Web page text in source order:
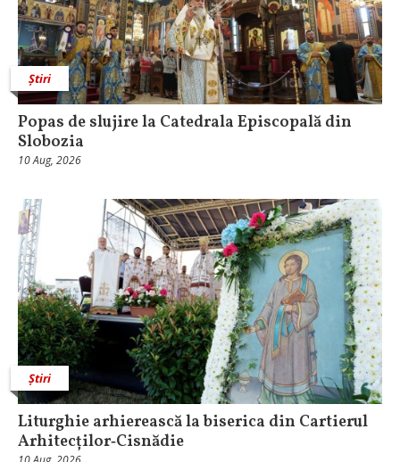
Știri
Popas de slujire la Catedrala Episcopală din
Slobozia
10 Aug, 2026
Știri
Liturghie arhierească la biserica din Cartierul
Arhitecților‑Cisnădie